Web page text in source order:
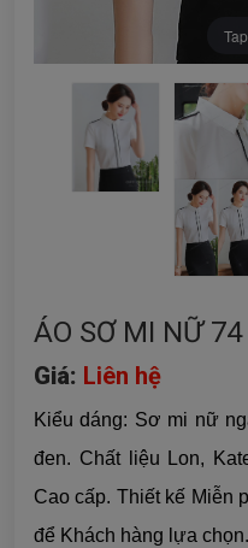
ÁO SƠ MI NỮ 74
Giá: Liên hệ
Kiểu dáng: Sơ mi nữ
đen. Chất liệu Lon,
Cao cấp. Thiết kế Miễn
để Khách hàng lựa chọn.